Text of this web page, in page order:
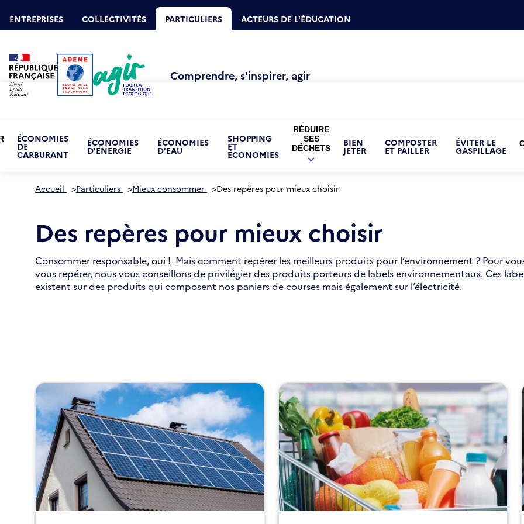
au
contenu
principal
ENTREPRISES COLLECTIVITÉS PARTICULIERS ACTEURS DE L'ÉDUCATION
Comprendre, s'inspirer, agir
ÉCONOMIES
DE
CARBURANT
ÉCONOMIES
D'ÉNERGIE
ÉCONOMIES
D'EAU
SHOPPING
ET
ÉCONOMIES
RÉDUIRE
SES
DÉCHETS
OUVRIR
MENU
RÉDUIRE
BIEN
JETER
COMPOSTER
ET PAILLER
ÉVITER LE
GASPILLAGE
Accueil >Particuliers >Mieux consommer >Des repères pour mieux choisir
Des repères pour mieux choisir
Consommer responsable, oui ! Mais comment repérer les meilleurs produits pour l’environnement ? Pour
vous repérer, nous vous conseillons de privilégier des produits porteurs de labels environnementaux. Ces
existent sur des produits qui composent nos paniers de courses mais également sur l’électricité.